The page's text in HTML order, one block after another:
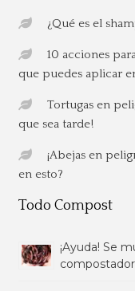
¿Qué es el
10 acciones
que puedes aplicar
Tortugas en
que sea tarde!
¡Abejas en
en esto?
Todo Compost
¡Ayuda! Se
compostador